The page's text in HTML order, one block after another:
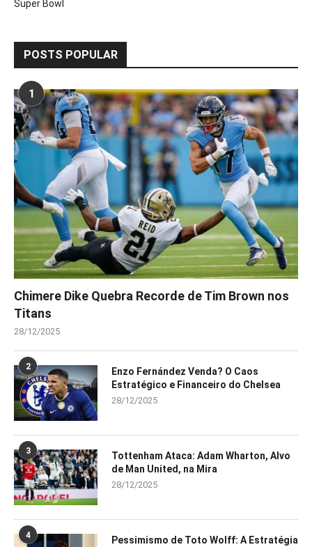
Super Bowl
POSTS POPULAR
1
Chimere Dike Quebra Recorde de Tim Brown nos
Titans
28/12/2025
2
Enzo Fernández Venda? O Caos
Estratégico e Financeiro do Chelsea
28/12/2025
3
Tottenham Ataca: Adam Wharton, Alvo
de Man United, na Mira
28/12/2025
4
Pessimismo de Toto Wolff: A Estratégia